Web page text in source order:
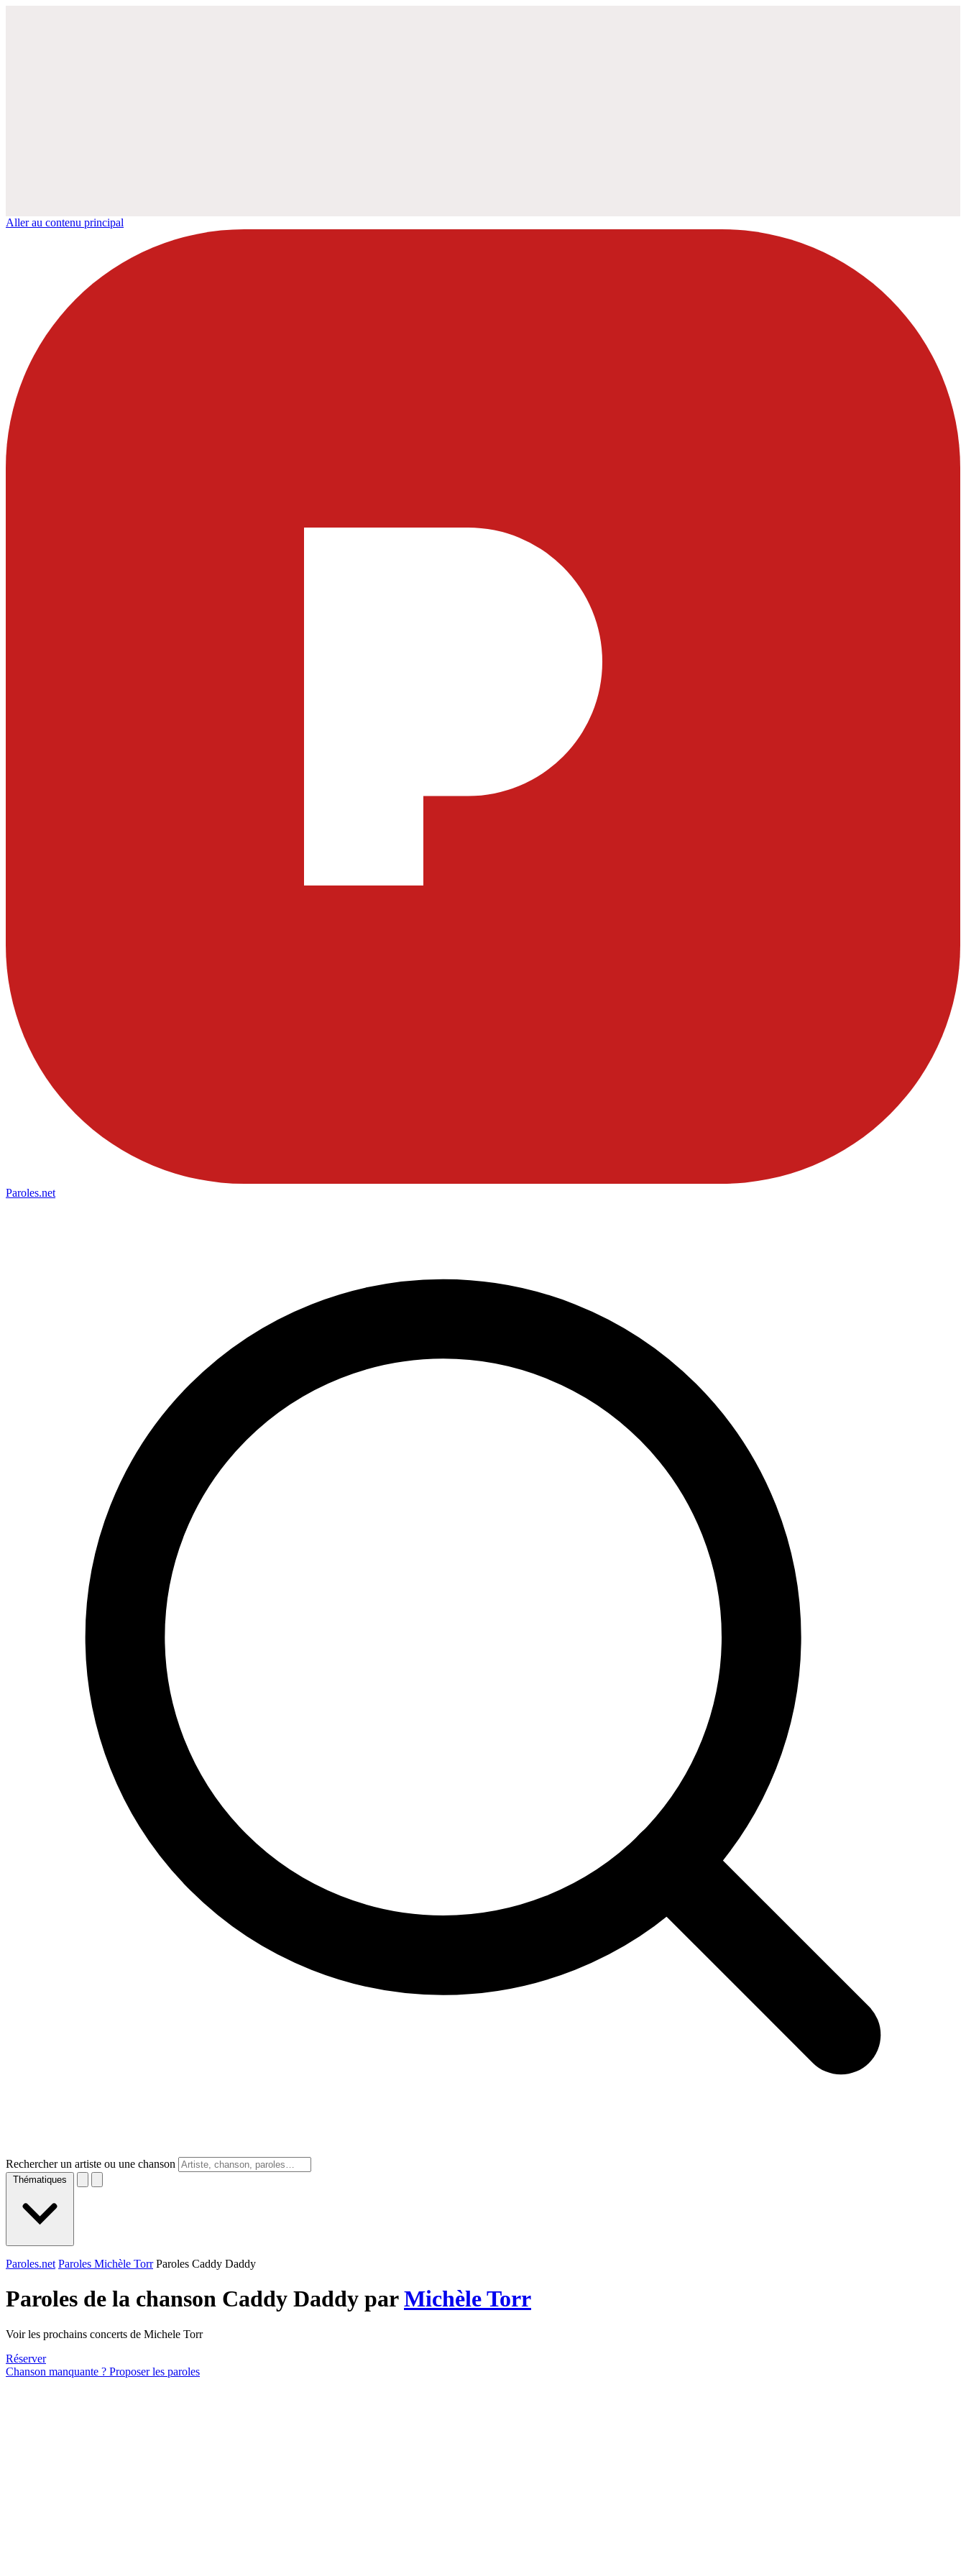
Aller au contenu principal
Paroles.net
Rechercher un artiste ou une chanson
Thématiques
Paroles.net Paroles Michèle Torr Paroles Caddy Daddy
Paroles de la chanson Caddy Daddy parMichèle Torr
Voir les prochains concerts de Michele Torr
Réserver
Chanson manquante ? Proposer les paroles